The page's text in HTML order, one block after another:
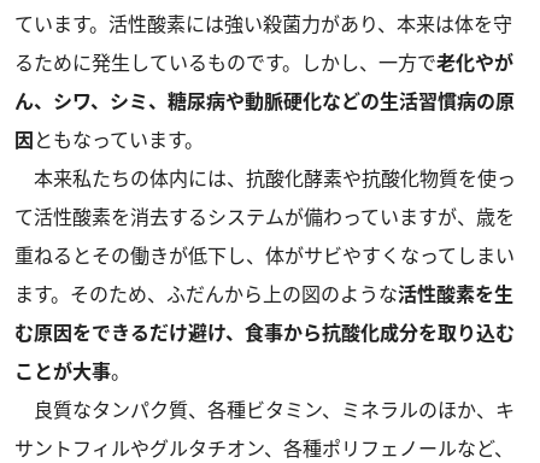
ています。活性酸素には強い殺菌力があり、本来は体を守
るために発生しているものです。しかし、一方で老化やが
ん、シワ、シミ、糖尿病や動脈硬化などの生活習慣病の原
因ともなっています。
本来私たちの体内には、抗酸化酵素や抗酸化物質を使っ
て活性酸素を消去するシステムが備わっていますが、歳を
重ねるとその働きが低下し、体がサビやすくなってしまい
ます。そのため、ふだんから上の図のような活性酸素を生
む原因をできるだけ避け、食事から抗酸化成分を取り込む
ことが大事。
良質なタンパク質、各種ビタミン、ミネラルのほか、キ
サントフィルやグルタチオン、各種ポリフェノールなど、